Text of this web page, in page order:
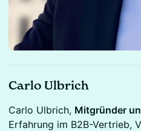
Carlo Ulbrich
Carlo Ulbrich, Mitgründer
Erfahrung im B2B-Vertrieb,